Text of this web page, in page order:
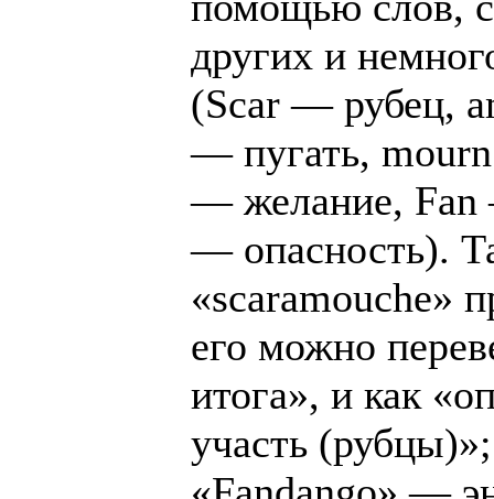
других и
(Scar — рубец,
— пугать,
— желание, Fan
— опасность).
«scaramouche»
его можно
итога», и как
участь